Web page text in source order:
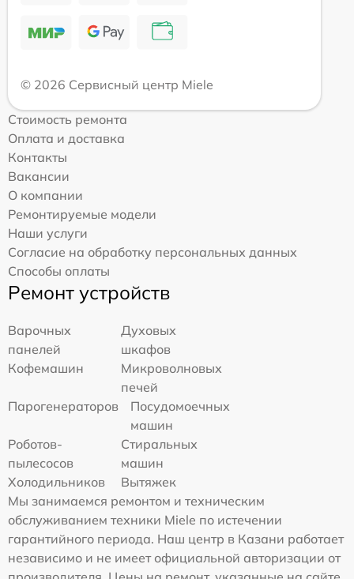
© 2026 Сервисный центр Miele
Стоимость ремонта
Оплата и доставка
Контакты
Вакансии
О компании
Ремонтируемые модели
Наши услуги
Согласие на обработку персональных данных
Способы оплаты
Ремонт устройств
Варочных
панелей
Духовых
шкафов
Кофемашин
Микроволновых
печей
Парогенераторов
Посудомоечных
машин
Роботов-
пылесосов
Стиральных
машин
Холодильников
Вытяжек
Мы занимаемся ремонтом и техническим
обслуживанием техники Miele по истечении
гарантийного периода. Наш центр в Казани работает
независимо и не имеет официальной авторизации от